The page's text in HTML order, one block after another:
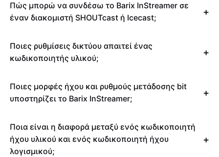
Πώς μπορώ να συνδέσω το Barix InStreamer σε
έναν διακομιστή SHOUTcast ή Icecast;
Ποιες ρυθμίσεις δικτύου απαιτεί ένας
κωδικοποιητής υλικού;
Ποιες μορφές ήχου και ρυθμούς μετάδοσης bit
υποστηρίζει το Barix InStreamer;
Ποια είναι η διαφορά μεταξύ ενός κωδικοποιητή
ήχου υλικού και ενός κωδικοποιητή ήχου
λογισμικού;